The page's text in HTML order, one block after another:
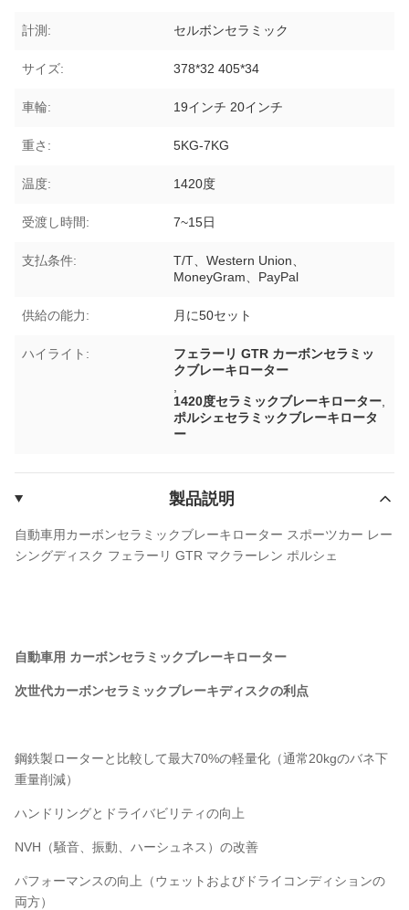
計測: セルボンセラミック
サイズ: 378*32 405*34
車輪: 19インチ 20インチ
重さ: 5KG-7KG
温度: 1420度
受渡し時間: 7~15日
支払条件:
T/T、Western Union、
MoneyGram、PayPal
供給の能力: 月に50セット
ハイライト:
フェラーリ GTR カーボンセラミッ
クブレーキローター
1420度セラミックブレーキローター
ポルシェセラミックブレーキロータ
ー
製品説明
自動車用カーボンセラミックブレーキローター スポーツカー レー
シングディスク フェラーリ GTR マクラーレン ポルシェ
自動車用 カーボンセラミックブレーキローター
次世代カーボンセラミックブレーキディスクの利点
鋼鉄製ローターと比較して最大70%の軽量化（通常20kgのバネ下
重量削減）
ハンドリングとドライバビリティの向上
NVH（騒音、振動、ハーシュネス）の改善
パフォーマンスの向上（ウェットおよびドライコンディションの
両方）